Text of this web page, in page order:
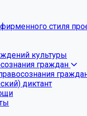
стиля
культуры
граждан
диктант